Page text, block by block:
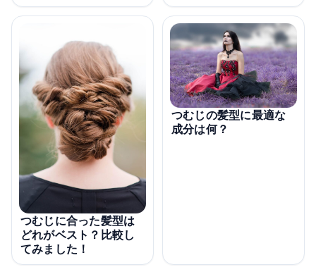
つむじに合った髪型は
どれがベスト？比較し
てみました！
つむじの髪型に最適な
成分は何？